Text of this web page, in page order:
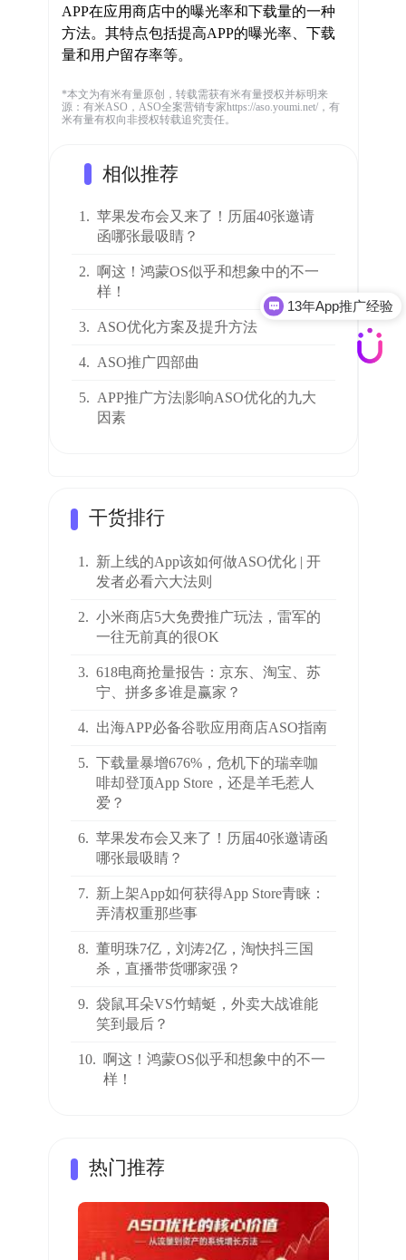
APP在应用商店中的曝光率和下载量的一种
方法。其特点包括提高APP的曝光率、下载
量和用户留存率等。
*本文为有米有量原创，转载需获有米有量授权并标明来
源：有米ASO，ASO全案营销专家https://aso.youmi.net/，有
米有量有权向非授权转载追究责任。
相似推荐
1. 苹果发布会又来了！历届40张邀请
函哪张最吸睛？
2. 啊这！鸿蒙OS似乎和想象中的不一
样！
3. ASO优化方案及提升方法
4. ASO推广四部曲
5. APP推广方法|影响ASO优化的九大
因素
干货排行
1. 新上线的App该如何做ASO优化 | 开
发者必看六大法则
2. 小米商店5大免费推广玩法，雷军的
一往无前真的很OK
3. 618电商抢量报告：京东、淘宝、苏
宁、拼多多谁是赢家？
4. 出海APP必备谷歌应用商店ASO指南
5. 下载量暴增676%，危机下的瑞幸咖
啡却登顶App Store，还是羊毛惹人
爱？
6. 苹果发布会又来了！历届40张邀请函
哪张最吸睛？
7. 新上架App如何获得App Store青睐：
弄清权重那些事
8. 董明珠7亿，刘涛2亿，淘快抖三国
杀，直播带货哪家强？
9. 袋鼠耳朵VS竹蜻蜓，外卖大战谁能
笑到最后？
10. 啊这！鸿蒙OS似乎和想象中的不一
样！
热门推荐
13年App推广经验